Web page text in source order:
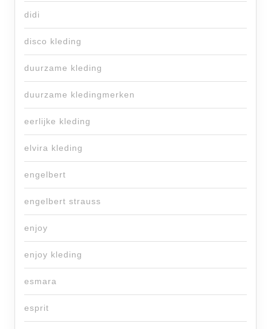
didi
disco kleding
duurzame kleding
duurzame kledingmerken
eerlijke kleding
elvira kleding
engelbert
engelbert strauss
enjoy
enjoy kleding
esmara
esprit